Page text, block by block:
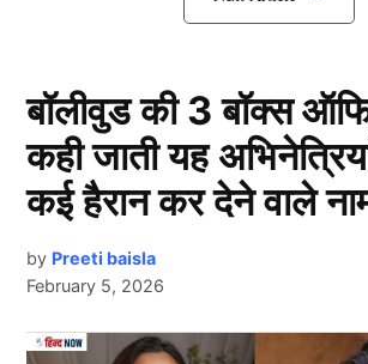
वर्ल्ड कप हीरो से फिक्सिंग विलेन
बॉलीवुड की 3 बॉक्स
कही जाती यह
कई हैरान कर देने वाले
by Preeti baisla
February 5, 2026